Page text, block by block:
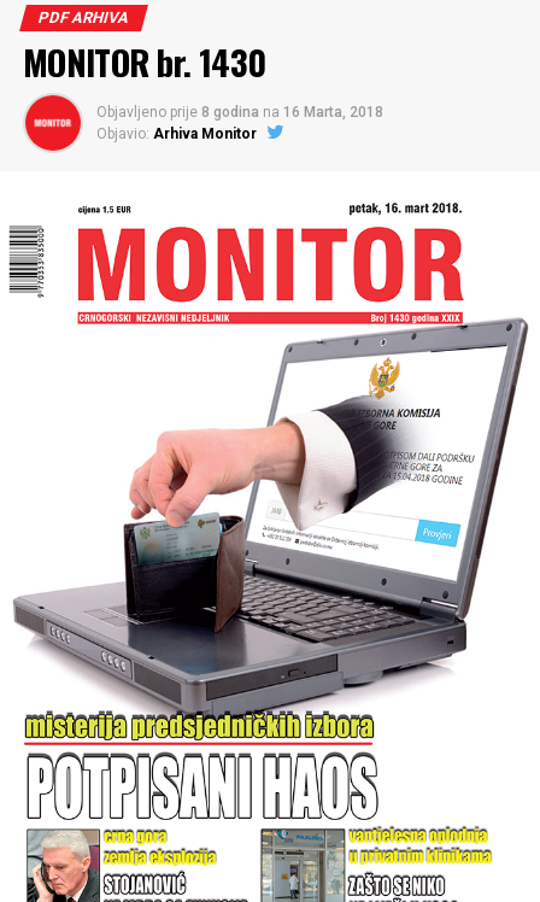
PDF ARHIVA
MONITOR br. 1430
Objavljeno prije 8 godina na 16 Marta, 2018
Objavio: Arhiva Monitor